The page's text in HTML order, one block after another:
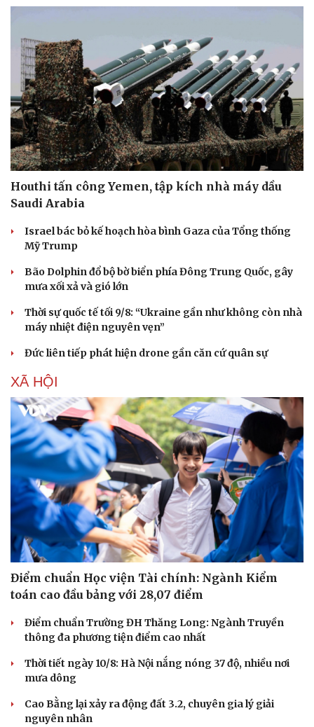
Doanh nhân
Vì cộng đồng
Trải nghiệm
Chuyển đổi số
Houthi tấn công Yemen, tập kích nhà máy dầu
Saudi Arabia
Israel bác bỏ kế hoạch hòa bình Gaza của Tổng thống
Mỹ Trump
Bão Dolphin đổ bộ bờ biển phía Đông Trung Quốc, gây
mưa xối xả và gió lớn
Thời sự quốc tế tối 9/8: “Ukraine gần như không còn nhà
máy nhiệt điện nguyên vẹn”
Đức liên tiếp phát hiện drone gần căn cứ quân sự
XÃ HỘI
Điểm chuẩn Học viện Tài chính: Ngành Kiểm
toán cao đầu bảng với 28,07 điểm
Điểm chuẩn Trường ĐH Thăng Long: Ngành Truyền
thông đa phương tiện điểm cao nhất
Thời tiết ngày 10/8: Hà Nội nắng nóng 37 độ, nhiều nơi
mưa dông
Cao Bằng lại xảy ra động đất 3.2, chuyên gia lý giải
nguyên nhân